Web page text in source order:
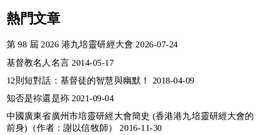
熱門文章
第 98 屆 2026 港九培靈研經大會 2026-07-24
基督教名人名言 2014-05-17
12則短對話：基督徒的智慧與幽默！ 2018-04-09
知否是祢還是袮 2021-09-04
中國廣東省廣州市培靈研經大會簡史 (香港港九培靈研經大會的
前身)（作者：謝以信牧師） 2016-11-30